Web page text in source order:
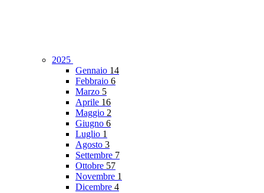
2025
Gennaio 14
Febbraio 6
Marzo 5
Aprile 16
Maggio 2
Giugno 6
Luglio 1
Agosto 3
Settembre 7
Ottobre 57
Novembre 1
Dicembre 4